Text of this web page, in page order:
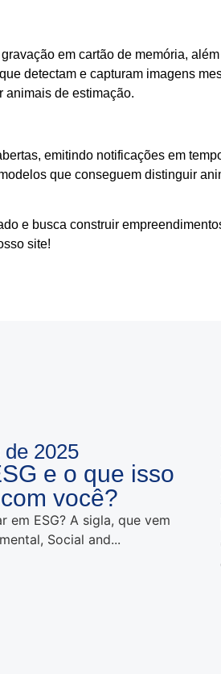
em cartão de memória,
detectam e capturam imagens
animais de estimação.
emitindo notificações em
que conseguem distinguir
e busca construir
site!
de 2025
e o que isso
você?
em ESG? A sigla, que vem
Social and...